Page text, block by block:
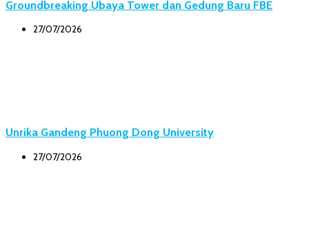
Groundbreaking Ubaya Tower dan Gedung Baru FBE
27/07/2026
Unrika Gandeng Phuong Dong University
27/07/2026